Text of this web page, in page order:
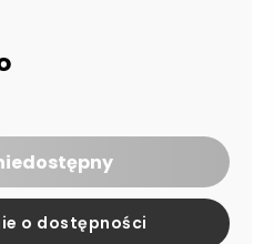
o dostępności